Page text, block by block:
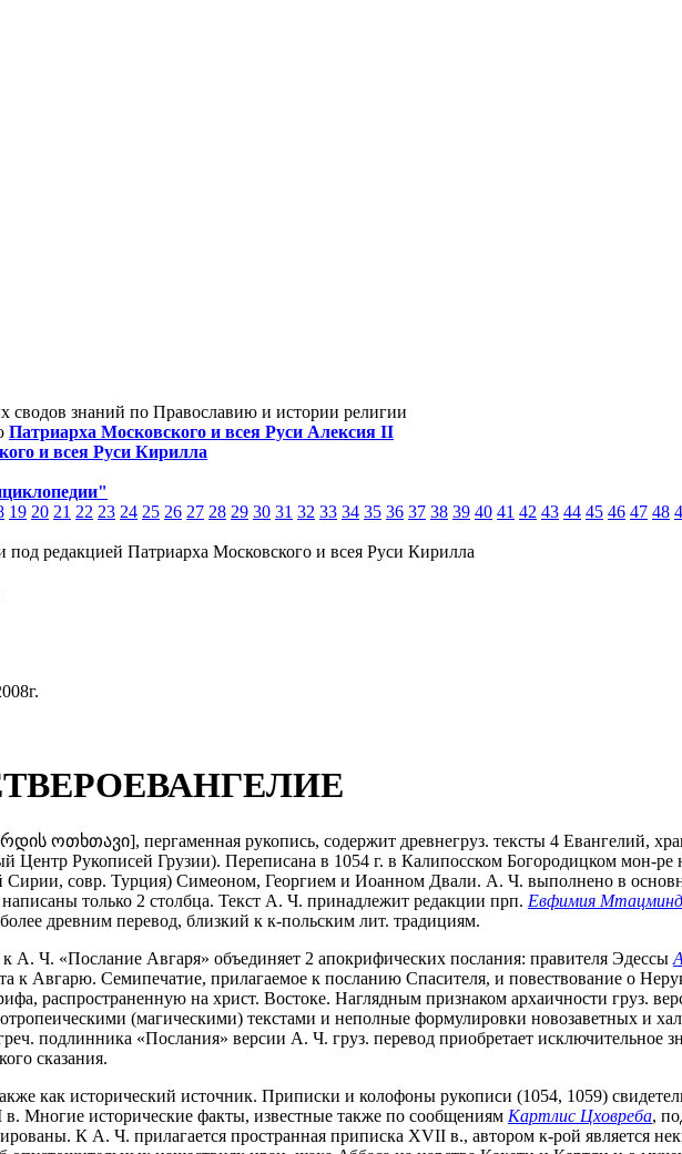
сводов знаний по Православию и истории религии
Патриарха Московского и всея Руси Алексия II
и всея Руси Кирилла
19 20 21 22 23 24 25 26 27 28 29 30 31 32 33 34 35 36 37 38 39 40 41 42 43 44 45 46 47 48
редакцией Патриарха Московского и всея Руси Кирилла
ოთხთავი], пергаменная рукопись, содержит древнегруз. тексты 4 Евангелий,
Центр Рукописей Грузии). Переписана в 1054 г. в Калипосском Богородицком мон-ре
Сирии, совр. Турция) Симеоном, Георгием и Иоанном Двали. А. Ч. выполнено в
написаны только 2 столбца. Текст А. Ч. принадлежит редакции прп. Евфимия
древним перевод, близкий к к-польским лит. традициям.
А. Ч. «Послание Авгаря» объединяет 2 апокрифических послания: правителя Эдессы
к Авгарю. Семипечатие, прилагаемое к посланию Спасителя, и повествование о
распространенную на христ. Востоке. Наглядным признаком архаичности груз.
(магическими) текстами и неполные формулировки новозаветных и
подлинника «Послания» версии А. Ч. груз. перевод приобретает исключительное
сказания.
как исторический источник. Приписки и колофоны рукописи (1054, 1059)
в. Многие исторические факты, известные также по сообщениям Картлис Цховреба,
К А. Ч. прилагается пространная приписка XVII в., автором к-рой является